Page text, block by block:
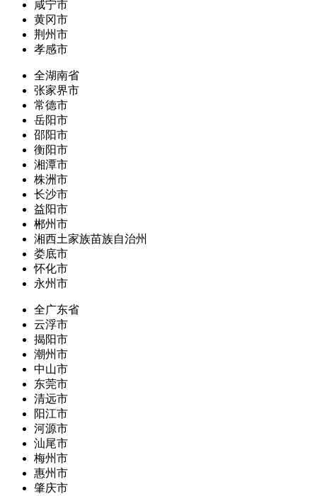
咸宁市
黄冈市
荆州市
孝感市
全湖南省
张家界市
常德市
岳阳市
邵阳市
衡阳市
湘潭市
株洲市
长沙市
益阳市
郴州市
湘西土家族苗族自治州
娄底市
怀化市
永州市
全广东省
云浮市
揭阳市
潮州市
中山市
东莞市
清远市
阳江市
河源市
汕尾市
梅州市
惠州市
肇庆市